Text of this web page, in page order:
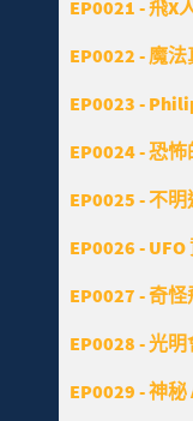
EP0021 - 飛X
EP0022 - 魔法
EP0023 -
EP0024 - 恐
EP0025 - 不
EP0026 -
EP0027 - 奇
EP0028 - 光明
EP0029 - 神秘